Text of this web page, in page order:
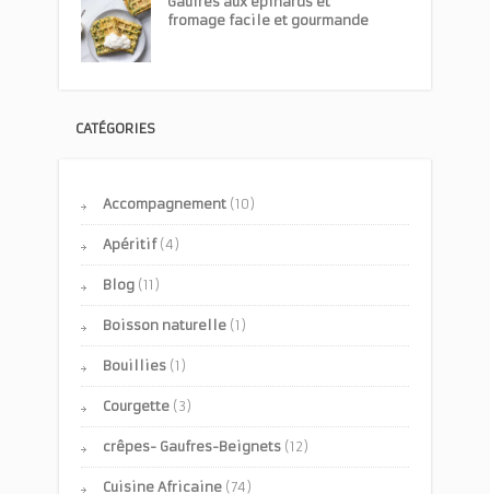
fromage facile et gourmande
CATÉGORIES
Accompagnement (10)
Apéritif(4)
Blog (11)
Boisson naturelle (1)
Bouillies (1)
Courgette (3)
crêpes- Gaufres-Beignets (12)
Cuisine Africaine (74)